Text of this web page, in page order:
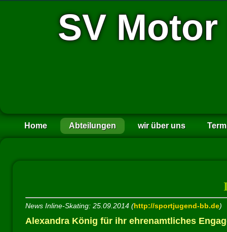
SV
Home Abteilungen wir über uns
News Inline-Skating: 25.09.2014 (http://sportjugend-bb.de)
Alexandra König für ihr ehrenamtliches